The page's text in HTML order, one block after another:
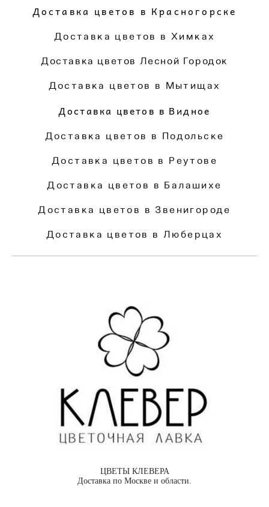
Доставка цветов в Красногорске
Доставка цветов в Химках
Доставка цветов Лесной Городок
Доставка цветов в Мытищах
Доставка цветов в Видное
Доставка цветов в Подольске
Доставка цветов в Реутове
Доставка цветов в Балашихе
Доставка цветов в Звенигороде
Доставка цветов в Люберцах
ЦВЕТЫ КЛЕВЕРА
Доставка по Москве и области.